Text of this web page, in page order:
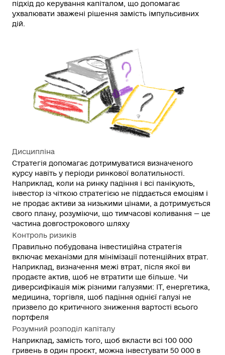
підхід до керування капіталом, що допомагає
ухвалювати зважені рішення замість імпульсивних
дій.
Дисципліна
Стратегія допомагає дотримуватися визначеного
курсу навіть у періоди ринкової волатильності.
Наприклад, коли на ринку падіння і всі панікують,
інвестор із чіткою стратегією не піддається емоціям і
не продає активи за низькими цінами, а дотримується
свого плану, розуміючи, що тимчасові коливання — це
частина довгострокового шляху
Контроль ризиків
Правильно побудована інвестиційна стратегія
включає механізми для мінімізації потенційних втрат.
Наприклад, визначення межі втрат, після якої ви
продаєте актив, щоб не втратити ще більше. Чи
диверсифікація між різними галузями: ІТ, енергетика,
медицина, торгівля, щоб падіння однієї галузі не
призвело до критичного зниження вартості всього
портфеля
Розумний розподіл капіталу
Наприклад, замість того, щоб вкласти всі 100 000
гривень в один проєкт, можна інвестувати 50 000 в